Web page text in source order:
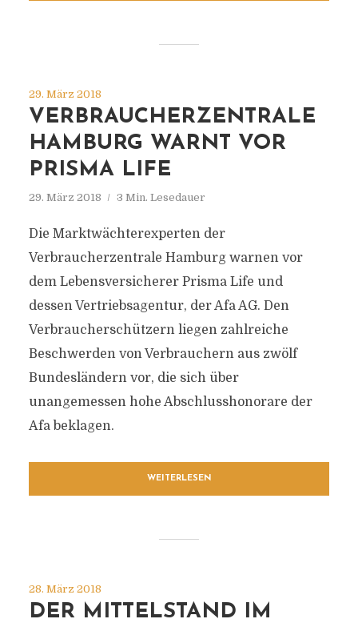
29. März 2018
VERBRAUCHERZENTRALE
HAMBURG WARNT VOR
PRISMA LIFE
29. März 2018 3 Min. Lesedauer
Die Marktwächterexperten der
Verbraucherzentrale Hamburg warnen vor
dem Lebensversicherer Prisma Life und
dessen Vertriebsagentur, der Afa AG. Den
Verbraucherschützern liegen zahlreiche
Beschwerden von Verbrauchern aus zwölf
Bundesländern vor, die sich über
unangemessen hohe Abschlusshonorare der
Afa beklagen.
WEITERLESEN
28. März 2018
DER MITTELSTAND IM